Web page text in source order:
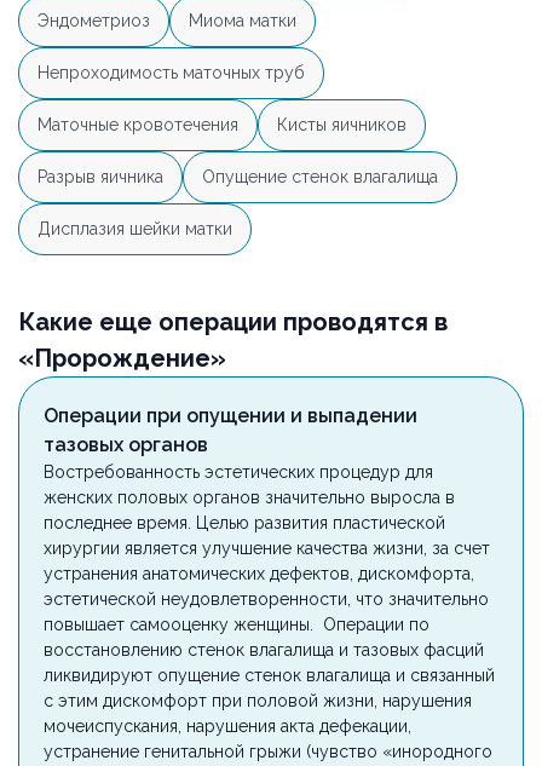
Эндометриоз Миома матки
Непроходимость маточных труб
Маточные кровотечения Кисты яичников
Разрыв яичника Опущение стенок влагалища
Дисплазия шейки матки
Какие еще операции проводятся в
«Пророждение»
Операции при опущении и выпадении
тазовых органов
Востребованность эстетических процедур для
женских половых органов значительно выросла в
последнее время. Целью развития пластической
хирургии является улучшение качества жизни, за счет
устранения анатомических дефектов, дискомфорта,
эстетической неудовлетворенности, что значительно
повышает самооценку женщины. Операции по
восстановлению стенок влагалища и тазовых фасций
ликвидируют опущение стенок влагалища и связанный
с этим дискомфорт при половой жизни, нарушения
мочеиспускания, нарушения акта дефекации,
устранение генитальной грыжи (чувство «инородного